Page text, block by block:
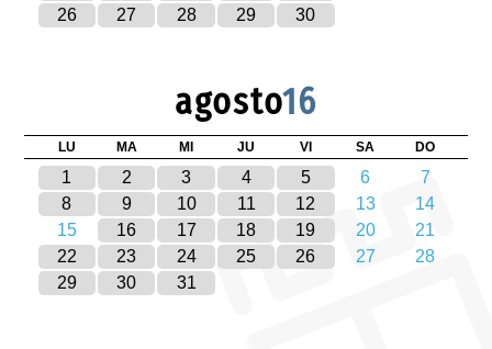
26
27 28 29 30
agosto16
LU MA MI JU VI SA DO
1 2 3 4 5 6
7
8
9 10 11 12 13
14
15
16 17 18 19 20
21
22
23 24 25 26 27
28
29
30 31